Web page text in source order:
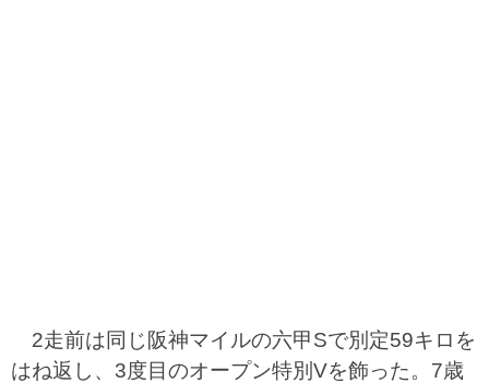
2走前は同じ阪神マイルの六甲Sで別定59キロを
はね返し、3度目のオープン特別Vを飾った。7歳